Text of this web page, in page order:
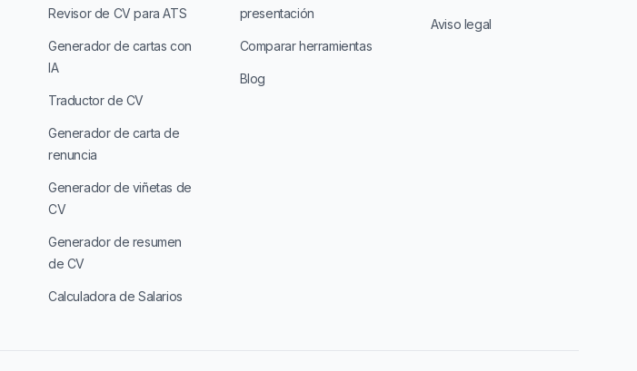
Revisor de CV para ATS
Generador de cartas con
IA
Traductor de CV
Generador de carta de
renuncia
Generador de viñetas de
CV
Generador de resumen
de CV
Calculadora de Salarios
presentación
Comparar herramientas
Blog
Aviso legal